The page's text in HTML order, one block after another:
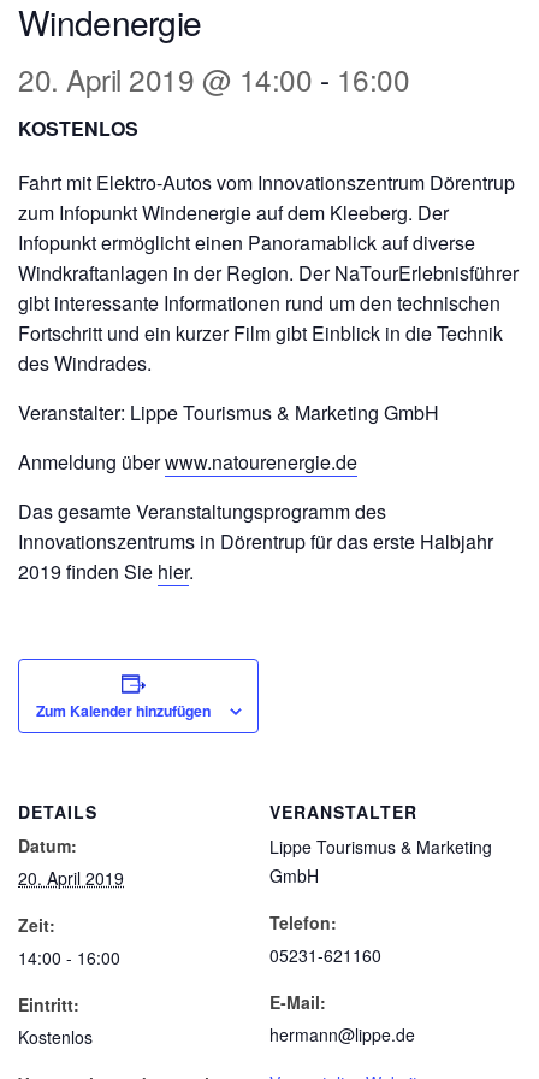
Windenergie
20. April 2019 @ 14:00 - 16:00
KOSTENLOS
Fahrt mit Elektro-Autos vom Innovationszentrum Dörentrup
zum Infopunkt Windenergie auf dem Kleeberg. Der
Infopunkt ermöglicht einen Panoramablick auf diverse
Windkraftanlagen in der Region. Der NaTourErlebnisführer
gibt interessante Informationen rund um den technischen
Fortschritt und ein kurzer Film gibt Einblick in die Technik
des Windrades.
Veranstalter: Lippe Tourismus & Marketing GmbH
Anmeldung überwww.natourenergie.de
Das gesamte Veranstaltungsprogramm des
Innovationszentrums in Dörentrup für das erste Halbjahr
2019 finden Sie hier.
Zum Kalender hinzufügen
DETAILS
Datum:
20. April 2019
Zeit:
14:00 - 16:00
Eintritt:
Kostenlos
VERANSTALTER
Lippe Tourismus & Marketing
GmbH
Telefon:
05231-621160
E-Mail:
hermann@lippe.de